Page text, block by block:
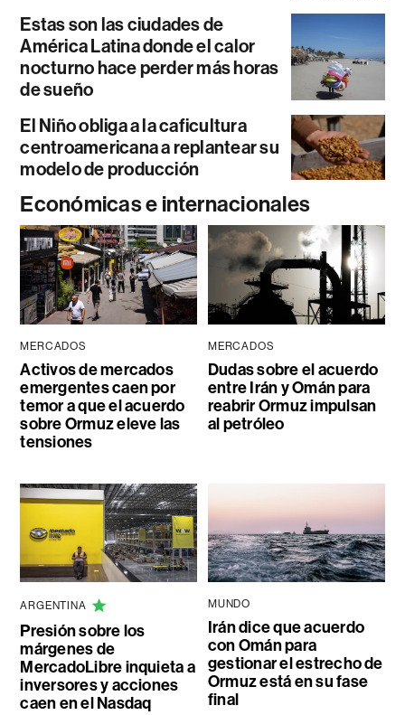
Estas son las ciudades de
América Latina donde el calor
nocturno hace perder más horas
de sueño
El Niño obliga a la caficultura
centroamericana a replantear su
modelo de producción
Económicas e internacionales
MERCADOS
Activos de mercados
emergentes caen por
temor a que el acuerdo
sobre Ormuz eleve las
tensiones
MERCADOS
Dudas sobre el acuerdo
entre Irán y Omán para
reabrir Ormuz impulsan
al petróleo
ARGENTINA
Presión sobre los
márgenes de
MercadoLibre inquieta a
inversores y acciones
caen en el Nasdaq
MUNDO
Irán dice que acuerdo
con Omán para
gestionar el estrecho de
Ormuz está en su fase
final